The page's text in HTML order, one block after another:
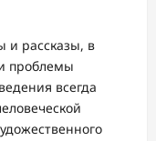
и рассказы, в
проблемы
всегда